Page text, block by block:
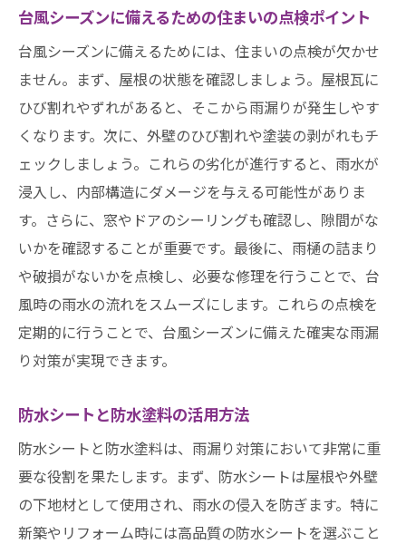
台風シーズンに備えるための住まいの点検ポイント
台風シーズンに備えるためには、住まいの点検が欠かせ
ません。まず、屋根の状態を確認しましょう。屋根瓦に
ひび割れやずれがあると、そこから雨漏りが発生しやす
くなります。次に、外壁のひび割れや塗装の剥がれもチ
ェックしましょう。これらの劣化が進行すると、雨水が
浸入し、内部構造にダメージを与える可能性がありま
す。さらに、窓やドアのシーリングも確認し、隙間がな
いかを確認することが重要です。最後に、雨樋の詰まり
や破損がないかを点検し、必要な修理を行うことで、台
風時の雨水の流れをスムーズにします。これらの点検を
定期的に行うことで、台風シーズンに備えた確実な雨漏
り対策が実現できます。
防水シートと防水塗料の活用方法
防水シートと防水塗料は、雨漏り対策において非常に重
要な役割を果たします。まず、防水シートは屋根や外壁
の下地材として使用され、雨水の侵入を防ぎます。特に
新築やリフォーム時には高品質の防水シートを選ぶこと